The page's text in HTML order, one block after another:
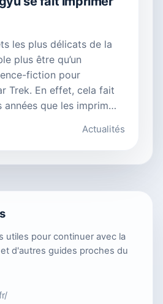
les plus délicats de la
plus être qu’un
fiction pour
Trek. En effet, cela fait
années que les imprim…
Actualités
utiles pour continuer avec la
d'autres guides proches du